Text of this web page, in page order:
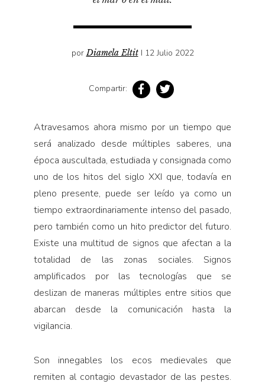
Turismo accidental
Vidas paralelas
Voces y lecturas
porDiamela Eltit I 12 Julio 2022
Compartir:
Atravesamos ahora mismo por un tiempo que
será analizado desde múltiples saberes, una
época auscultada, estudiada y consignada como
uno de los hitos del siglo XXI que, todavía en
pleno presente, puede ser leído ya como un
tiempo extraordinariamente intenso del pasado,
pero también como un hito predictor del futuro.
Existe una multitud de signos que afectan a la
totalidad de las zonas sociales. Signos
amplificados por las tecnologías que se
deslizan de maneras múltiples entre sitios que
abarcan desde la comunicación hasta la
vigilancia.
Son innegables los ecos medievales que
remiten al contagio devastador de las pestes.